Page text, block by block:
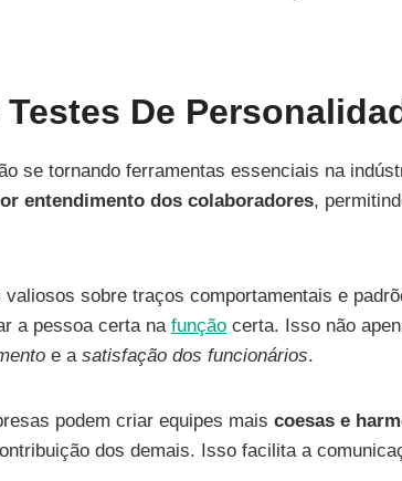
De
se tornando ferramentas essenciais na
entendimento dos colaboradores,
sobre traços comportamentais e
a pessoa certa na função certa. Isso não
e a satisfação dos funcionários.
podem criar equipes mais coesas e
dos demais. Isso facilita a